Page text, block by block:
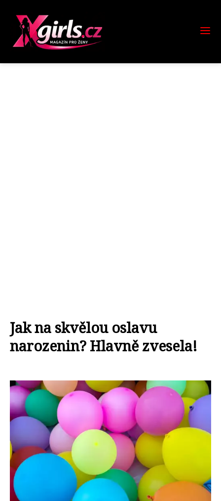
Jak na skvělou oslavu
narozenin? Hlavně zvesela!